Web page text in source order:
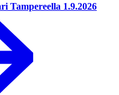
Tampereella 1.9.2026